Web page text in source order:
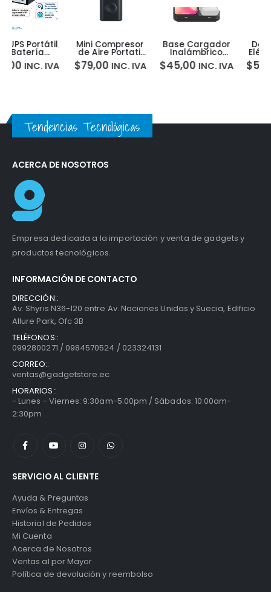
Mini Compresor
de Aire Portatil
Recargable
Xiaomi Air
$79,00 INC. IVA
Base Cargador
Inalámbrico
3en1 Apple
Watch iPhone
$45,00 INC. IVA
Destornillador
Eléctrico Xiaomi
Mi Cordless
Screwdriver 12
$58,00 INC. IVA
Tendencias Tecnológicas
ACERCA DE NOSOTROS
Empresa dedicada a la importación y venta de gadgets y
productos tecnológicos.
INFORMACIÓN DE CONTACTO
DIRECCIÓN::
Av. Shyris N36-120 entre Av. Naciones Unidas y Suecia, Edificio
Allure Park, Ofc 3B
TELÉFONOS::
0992800271 / 0984570524 / 023324131
CORREO::
ventas@gadgetstore.ec
HORARIOS::
- Lunes - Viernes: 9:30am-5:00pm / Sábados: 10:00am-
2:30pm
SERVICIO AL CLIENTE
Ayuda & Preguntas
Envíos & Entregas
Historial de Pedidos
Mi Cuenta
Acerca de Nosotros
Ventas al por Mayor
Política de devolución y reembolso